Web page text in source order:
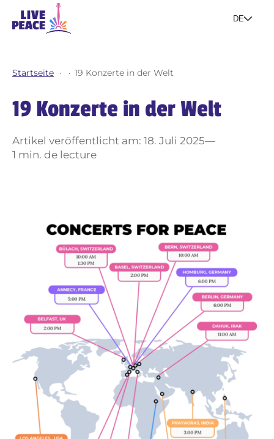
DE
19 Konzerte in der Welt
Startseite 19 Konzerte in der Welt
Artikel veröffentlicht am: 18. Juli 2025—
1 min. de lecture